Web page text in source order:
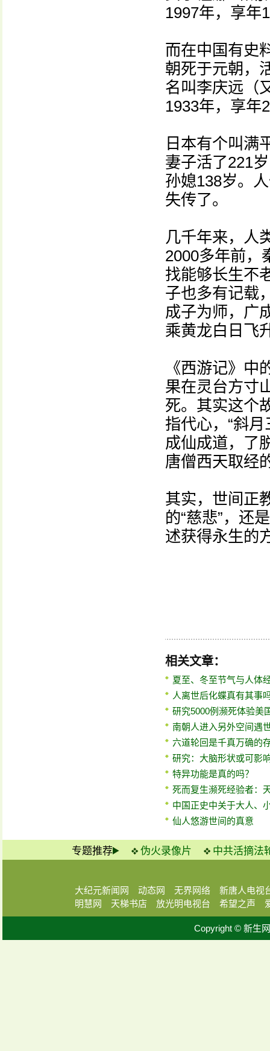
1997年，享年
而在中国有史
朝死于元朝，
名叫李庆远（
1933年，享年
日本有个叫满
妻子活了221
孙媳138岁。
失传了。
几千年来，人
2000多年前，
找能够长生不
子也多有记载
成子为师，广
乘黄龙白日飞
《西游记》
果在灵台方寸
死。其实这个
指代心，“斜
成仙成道，了
唐僧西天取经
其实，世间正
的“慈悲”，还
述获得永生的
相关文章：
夏至、冬至节气与人体
人离世后化蝶真有其事
研究5000例濒死体验美
南朝人进入另外空间遇
六道轮回是千真万确的
研究：大脑形状或可影
特异功能是真的吗？
死而复生濒死经验者：
中国正史中关于大人、
仙人悠游世间的真意
专题推荐 伪火录像片 中共活摘法
大纪元新闻网 动态网 无界网络
新唐人电视
明慧网
天梯书店 放光明电视台 希望之声
Copyright © 新生